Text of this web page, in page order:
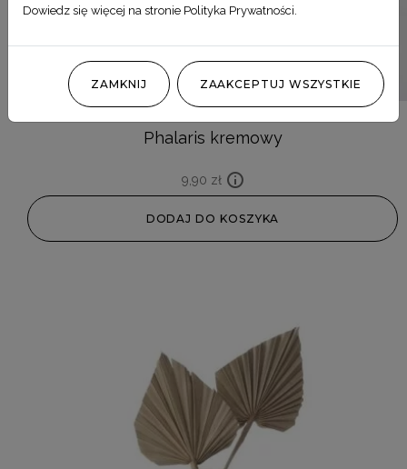
Phalaris kremowy
9,90 zł
DODAJ DO KOSZYKA
Dowiedz się więcej na stronie Polityka Prywatności.
ZAMKNIJ ZAAKCEPTUJ WSZYSTKIE